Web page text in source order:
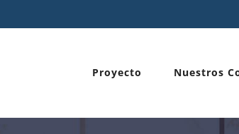
Proyecto Nuestros